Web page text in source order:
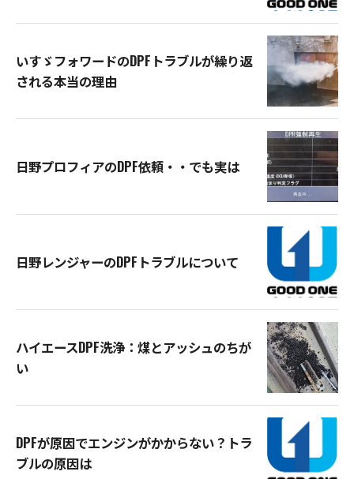
いすゞフォワードのDPFトラブルが繰り返
される本当の理由
日野プロフィアのDPF依頼・・でも実は
日野レンジャーのDPFトラブルについて
ハイエースDPF洗浄：煤とアッシュのちが
い
DPFが原因でエンジンがかからない？トラ
ブルの原因は